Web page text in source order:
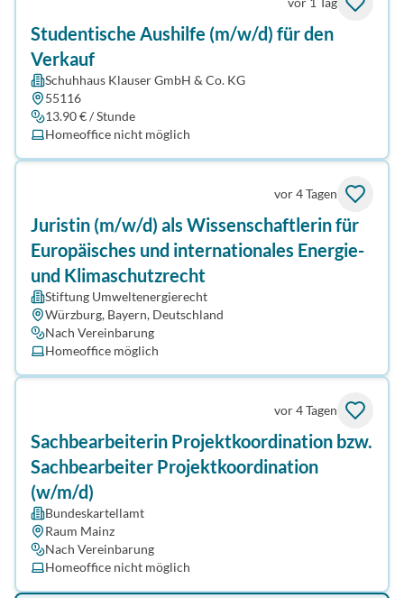
Studentische Aushilfe (m/w/d) für den
Verkauf
Schuhhaus Klauser GmbH & Co. KG
55116
13.90 € / Stunde
Homeoffice nicht möglich
vor 4 Tagen
Juristin (m/w/d) als Wissenschaftlerin für
Europäisches und internationales Energie-
und Klimaschutzrecht
Stiftung Umweltenergierecht
Würzburg, Bayern, Deutschland
Nach Vereinbarung
Homeoffice möglich
vor 4 Tagen
Sachbearbeiterin Projekt­koordination bzw.
Sachbearbeiter Projekt­koordination
(w/m/d)
Bundeskartellamt
Raum Mainz
Nach Vereinbarung
Homeoffice nicht möglich